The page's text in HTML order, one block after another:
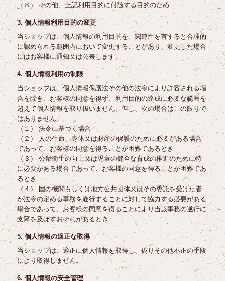
（８） その他、上記利用目的に付随する目的のため
3. 個人情報利用目的の変更
当ショップは、個人情報の利用目的を、関連性を有すると合理的
に認められる範囲内において変更することがあり、変更した場合
にはお客様に通知又は公表します。
4. 個人情報利用の制限
当ショップは、個人情報保護法その他の法令により許容される場
合を除き、お客様の同意を得ず、利用目的の達成に必要な範囲を
超えて個人情報を取り扱いません。但し、次の場合はこの限りで
はありません。
（１） 法令に基づく場合
（２） 人の生命、身体又は財産の保護のために必要がある場合
であって、お客様の同意を得ることが困難であるとき
（３） 公衆衛生の向上又は児童の健全な育成の推進のために特
に必要がある場合であって、お客様の同意を得ることが困難であ
るとき
（４） 国の機関もしくは地方公共団体又はその委託を受けた者
が法令の定める事務を遂行することに対して協力する必要がある
場合であって、お客様の同意を得ることにより当該事務の遂行に
支障を及ぼすおそれがあるとき
5. 個人情報の適正な取得
当ショップは、適正に個人情報を取得し、偽りその他不正の手段
により取得しません。
6. 個人情報の安全管理